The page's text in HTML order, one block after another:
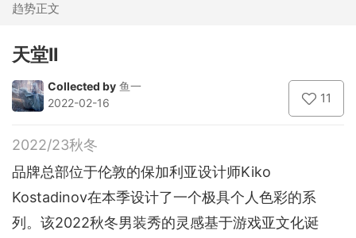
趋势正文
天堂II
Collected by 鱼一
2022-02-16
11
2022/23秋冬
品牌总部位于伦敦的保加利亚设计师Kiko
Kostadinov在本季设计了一个极具个人色彩的系
列。该2022秋冬男装秀的灵感基于游戏亚文化诞